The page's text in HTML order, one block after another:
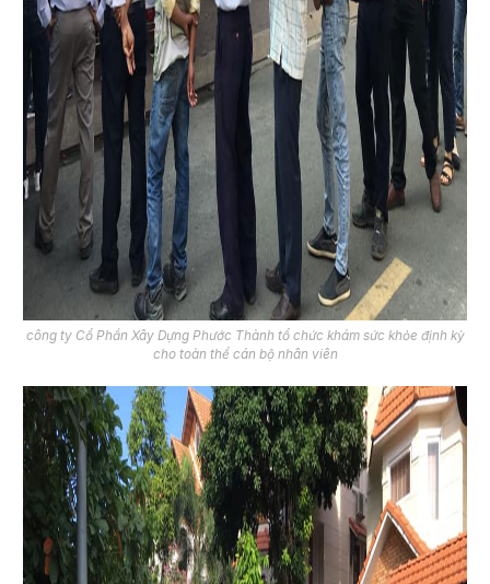
công ty Cổ Phần Xây Dựng Phước Thành tổ chức khám sức khỏe định kỳ
cho toàn thể cán bộ nhân viên